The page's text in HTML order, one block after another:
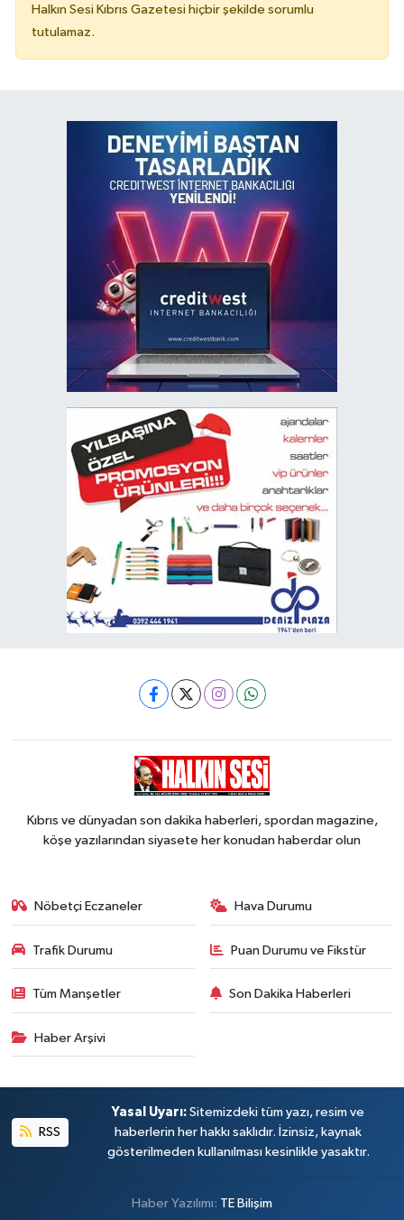
Halkın Sesi Kıbrıs Gazetesi hiçbir şekilde sorumlu
tutulamaz.
Kıbrıs ve dünyadan son dakika haberleri, spordan magazine,
köşe yazılarından siyasete her konudan haberdar olun
Nöbetçi Eczaneler Hava Durumu
Trafik Durumu Puan Durumu ve Fikstür
Tüm Manşetler Son Dakika Haberleri
Haber Arşivi
RSS
Yasal Uyarı: Sitemizdeki tüm yazı, resim ve
haberlerin her hakkı saklıdır. İzinsiz, kaynak
gösterilmeden kullanılması kesinlikle yasaktır.
Haber Yazılımı: TE Bilişim